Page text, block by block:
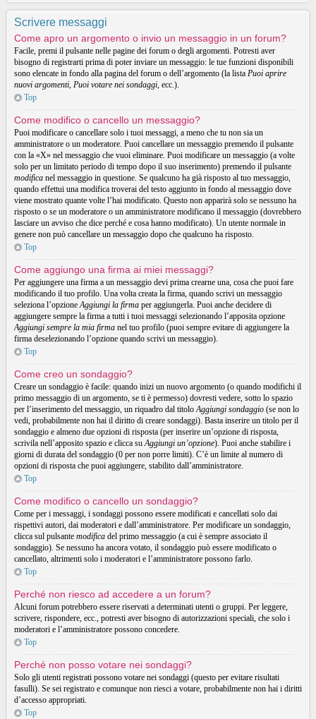
Scrivere messaggi
Come apro un argomento o invio un messaggio in un forum?
Facile, premi il pulsante nelle pagine dei forum o degli argomenti. Potresti aver
bisogno di registrarti prima di poter inviare un messaggio: le tue funzioni disponibili
sono elencate in fondo alla pagina del forum o dell’argomento (la lista Puoi aprire
nuovi argomenti, Puoi votare nei sondaggi, ecc.).
Top
Come modifico o cancello un messaggio?
Puoi modificare o cancellare solo i tuoi messaggi, a meno che tu non sia un
amministratore o un moderatore. Puoi cancellare un messaggio premendo il pulsante
con la «X» nel messaggio che vuoi eliminare. Puoi modificare un messaggio (a volte
solo per un limitato periodo di tempo dopo il suo inserimento) premendo il pulsante
modifica nel messaggio in questione. Se qualcuno ha già risposto al tuo messaggio,
quando effettui una modifica troverai del testo aggiunto in fondo al messaggio dove
viene mostrato quante volte l’hai modificato. Questo non apparirà solo se nessuno ha
risposto o se un moderatore o un amministratore modificano il messaggio (dovrebbero
lasciare un avviso che dice perché e cosa hanno modificato). Un utente normale in
genere non può cancellare un messaggio dopo che qualcuno ha risposto.
Top
Come aggiungo una firma ai miei messaggi?
Per aggiungere una firma a un messaggio devi prima crearne una, cosa che puoi fare
modificando il tuo profilo. Una volta creata la firma, quando scrivi un messaggio
seleziona l’opzioneAggiungi la firma per aggiungerla. Puoi anche decidere di
aggiungere sempre la firma a tutti i tuoi messaggi selezionando l’apposita opzione
Aggiungi sempre la mia firma nel tuo profilo (puoi sempre evitare di aggiungere la
firma deselezionando l’opzione quando scrivi un messaggio).
Top
Come creo un sondaggio?
Creare un sondaggio è facile: quando inizi un nuovo argomento (o quando modifichi il
primo messaggio di un argomento, se ti è permesso) dovresti vedere, sotto lo spazio
per l’inserimento del messaggio, un riquadro dal titoloAggiungi sondaggio (se non lo
vedi, probabilmente non hai il diritto di creare sondaggi). Basta inserire un titolo per il
sondaggio e almeno due opzioni di risposta (per inserire un’opzione di risposta,
scrivila nell’apposito spazio e clicca suAggiungi un’opzione). Puoi anche stabilire i
giorni di durata del sondaggio (0 per non porre limiti). C’è un limite al numero di
opzioni di risposta che puoi aggiungere, stabilito dall’amministratore.
Top
Come modifico o cancello un sondaggio?
Come per i messaggi, i sondaggi possono essere modificati e cancellati solo dai
rispettivi autori, dai moderatori e dall’amministratore. Per modificare un sondaggio,
clicca sul pulsante modifica del primo messaggio (a cui è sempre associato il
sondaggio). Se nessuno ha ancora votato, il sondaggio può essere modificato o
cancellato, altrimenti solo i moderatori e l’amministratore possono farlo.
Top
Perché non riesco ad accedere a un forum?
Alcuni forum potrebbero essere riservati a determinati utenti o gruppi. Per leggere,
scrivere, rispondere, ecc., potresti aver bisogno di autorizzazioni speciali, che solo i
moderatori e l’amministratore possono concedere.
Top
Perché non posso votare nei sondaggi?
Solo gli utenti registrati possono votare nei sondaggi (questo per evitare risultati
fasulli). Se sei registrato e comunque non riesci a votare, probabilmente non hai i diritti
d’accesso appropriati.
Top